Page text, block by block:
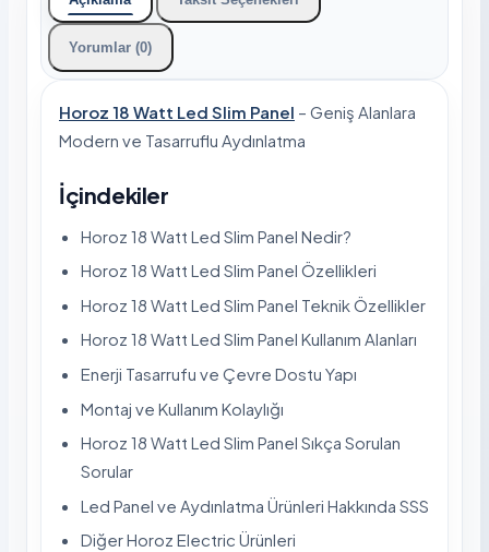
Yorumlar (0)
Horoz 18 Watt Led Slim Panel – Geniş Alanlara
Modern ve Tasarruflu Aydınlatma
İçindekiler
Horoz 18 Watt Led Slim Panel Nedir?
Horoz 18 Watt Led Slim Panel Özellikleri
Horoz 18 Watt Led Slim Panel Teknik Özellikler
Horoz 18 Watt Led Slim Panel Kullanım Alanları
Enerji Tasarrufu ve Çevre Dostu Yapı
Montaj ve Kullanım Kolaylığı
Horoz 18 Watt Led Slim Panel Sıkça Sorulan
Sorular
Led Panel ve Aydınlatma Ürünleri Hakkında SSS
Diğer Horoz Electric Ürünleri